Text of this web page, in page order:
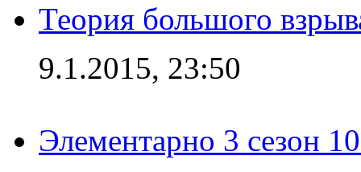
Теория большого
9.1.2015, 23:50
Элементарно 3 сезон